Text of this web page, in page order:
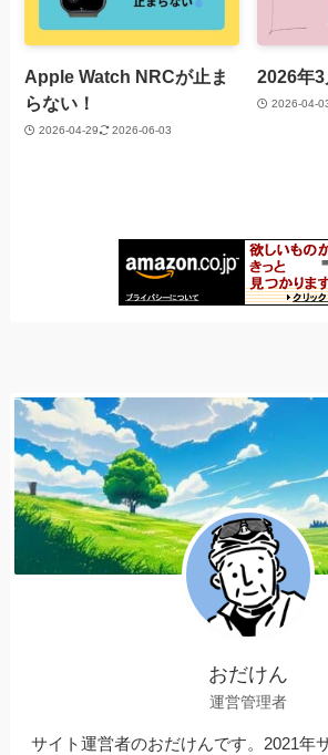
Apple Watch NRCが止ま
らない！
2026-04-29 2026-06-03
2026年
2026-04-
おだけん
運営管理者
サイト運営者のおだけんです。2021年